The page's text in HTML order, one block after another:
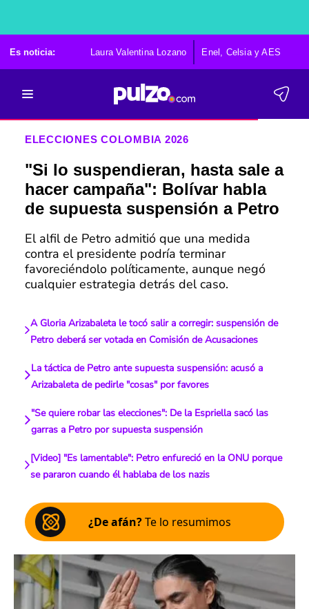
Es noticia: Laura Valentina Lozano Enel, Celsia y AES
ELECCIONES COLOMBIA 2026
"Si lo suspendieran, hasta sale a
hacer campaña": Bolívar habla
de supuesta suspensión a Petro
El alfil de Petro admitió que una medida
contra el presidente podría terminar
favoreciéndolo políticamente, aunque negó
cualquier estrategia detrás del caso.
A Gloria Arizabaleta le tocó salir a corregir: suspensión de
Petro deberá ser votada en Comisión de Acusaciones
La táctica de Petro ante supuesta suspensión: acusó a
Arizabaleta de pedirle "cosas" por favores
"Se quiere robar las elecciones": De la Espriella sacó las
garras a Petro por supuesta suspensión
[Video] "Es lamentable": Petro enfureció en la ONU porque
se pararon cuando él hablaba de los nazis
¿De afán?Te lo resumimos